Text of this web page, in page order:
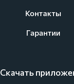
Контакты
Гарантии
Скачать